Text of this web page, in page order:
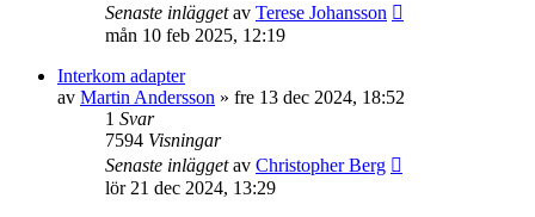
Senaste inläggetav Terese Johansson
mån 10 feb 2025, 12:19
Interkom adapter
av Martin Andersson » fre 13 dec 2024, 18:52
1 Svar
7594 Visningar
Senaste inläggetav Christopher Berg
lör 21 dec 2024, 13:29